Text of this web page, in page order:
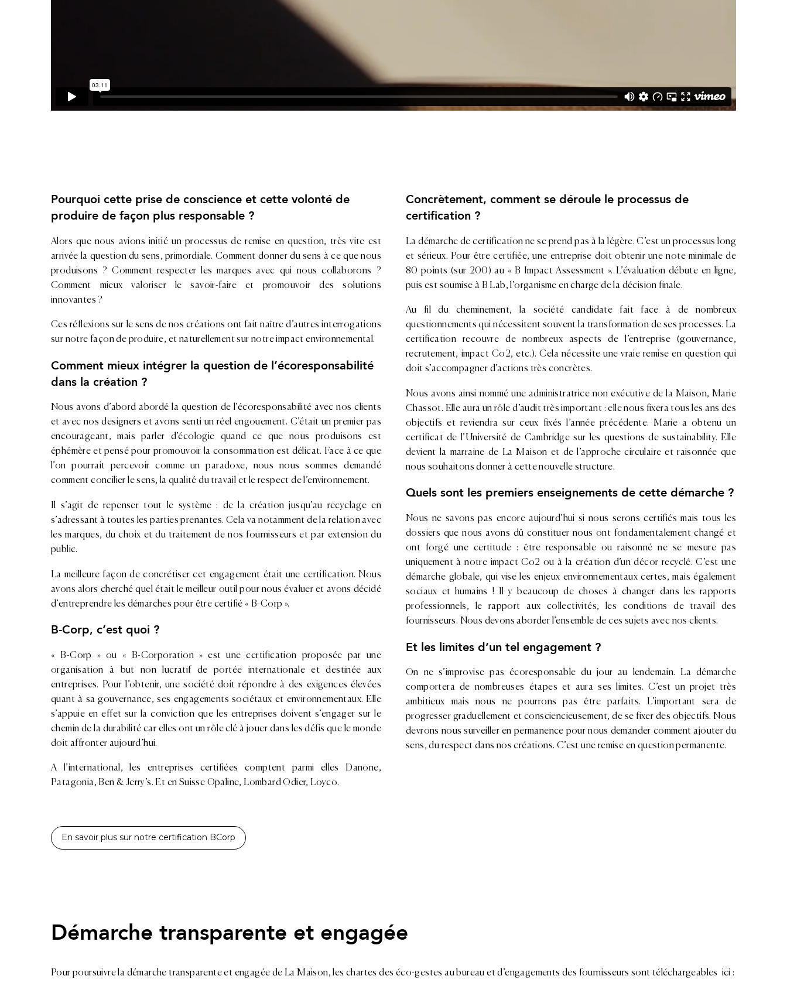
Pourquoi cette prise de conscience et cette volonté de
produire de façon plus responsable ?
Alors que nous avions initié un processus de remise en question, très vite est
arrivée la question du sens, primordiale. Comment donner du sens à ce que nous
produisons ? Comment respecter les marques avec qui nous collaborons ?
Comment mieux valoriser le savoir-faire et promouvoir des solutions
innovantes ?
Ces réflexions sur le sens de nos créations ont fait naître d’autres interrogations
sur notre façon de produire, et naturellement sur notre impact environnemental.
Comment mieux intégrer la question de l’écoresponsabilité
dans la création ?
Nous avons d’abord abordé la question de l’écoresponsabilité avec nos clients
et avec nos designers et avons senti un réel engouement. C’était un premier pas
encourageant, mais parler d’écologie quand ce que nous produisons est
éphémère et pensé pour promouvoir la consommation est délicat. Face à ce que
l’on pourrait percevoir comme un paradoxe, nous nous sommes demandé
comment concilier le sens, la qualité du travail et le respect de l’environnement.
Il s’agit de repenser tout le système : de la création jusqu’au recyclage en
s’adressant à toutes les parties prenantes. Cela va notamment de la relation avec
les marques, du choix et du traitement de nos fournisseurs et par extension du
public.
La meilleure façon de concrétiser cet engagement était une certification. Nous
avons alors cherché quel était le meilleur outil pour nous évaluer et avons décidé
d’entreprendre les démarches pour être certifié « B-Corp ».
B-Corp, c’est quoi ?
« B-Corp » ou « B-Corporation » est une certification proposée par une
organisation à but non lucratif de portée internationale et destinée aux
entreprises. Pour l’obtenir, une société doit répondre à des exigences élevées
quant à sa gouvernance, ses engagements sociétaux et environnementaux. Elle
s’appuie en effet sur la conviction que les entreprises doivent s’engager sur le
chemin de la durabilité car elles ont un rôle clé à jouer dans les défis que le monde
doit affronter aujourd’hui.
A l’international, les entreprises certifiées comptent parmi elles Danone,
Patagonia, Ben & Jerry’s. Et en Suisse Opaline, Lombard Odier, Loyco.
Concrètement, comment se déroule le processus de
certification ?
La démarche de certification ne se prend pas à la légère. C’est un processus long
et sérieux. Pour être certifiée, une entreprise doit obtenir une note minimale de
80 points (sur 200) au « B Impact Assessment ». L’évaluation débute en ligne,
puis est soumise à B Lab, l’organisme en charge de la décision finale.
Au fil du cheminement, la société candidate fait face à de nombreux
questionnements qui nécessitent souvent la transformation de ses processes. La
certification recouvre de nombreux aspects de l’entreprise (gouvernance,
recrutement, impact Co2, etc.). Cela nécessite une vraie remise en question qui
doit s’accompagner d’actions très concrètes.
Nous avons ainsi nommé une administratrice non exécutive de la Maison, Marie
Chassot. Elle aura un rôle d’audit très important : elle nous fixera tous les ans des
objectifs et reviendra sur ceux fixés l’année précédente. Marie a obtenu un
certificat de l’Université de Cambridge sur les questions de sustainability. Elle
devient la marraine de La Maison et de l’approche circulaire et raisonnée que
nous souhaitons donner à cette nouvelle structure.
Quels sont les premiers enseignements de cette démarche ?
Nous ne savons pas encore aujourd’hui si nous serons certifiés mais tous les
dossiers que nous avons dû constituer nous ont fondamentalement changé et
ont forgé une certitude : être responsable ou raisonné ne se mesure pas
uniquement à notre impact Co2 ou à la création d’un décor recyclé. C’est une
démarche globale, qui vise les enjeux environnementaux certes, mais également
sociaux et humains ! Il y beaucoup de choses à changer dans les rapports
professionnels, le rapport aux collectivités, les conditions de travail des
fournisseurs. Nous devons aborder l’ensemble de ces sujets avec nos clients.
Et les limites d’un tel engagement ?
On ne s’improvise pas écoresponsable du jour au lendemain. La démarche
comportera de nombreuses étapes et aura ses limites. C’est un projet très
ambitieux mais nous ne pourrons pas être parfaits. L’important sera de
progresser graduellement et consciencieusement, de se fixer des objectifs. Nous
devrons nous surveiller en permanence pour nous demander comment ajouter du
sens, du respect dans nos créations. C’est une remise en question permanente.
En savoir plus sur notre certification BCorp
Démarche transparente et engagée
Pour poursuivre la démarche transparente et engagée de La Maison, les chartes des éco-gestes au bureau et d’engagements des fournisseurs sont téléchargeables ici :